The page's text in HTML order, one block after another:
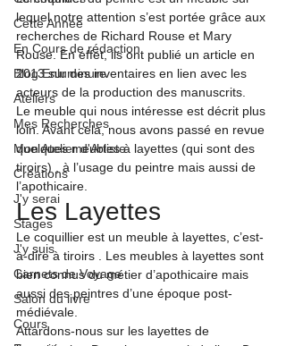
Cette Année
En Cours de rédaction
Blog Enluminure
Ateliers
Mes Recherches
Mon Atelier d'Artiste
Créations
J'y serai
Stages
J'y suis
Carnets de Voyage
Salon du livre
Cours
lequel notre attention s’est portée grâce aux
recherches de Richard Rouse et Mary
Rouse. En effet, ils ont publié un article en
2013 sur des inventaires en lien avec les
acteurs de la production des manuscrits
Le meuble qui nous intéresse est décrit plus
loin. Avant cela, nous avons passé en revue
quelques meubles à layettes (qui sont des
tiroirs) , à l’usage du peintre mais aussi de
l’apothicaire.
Les Layettes
Le coquillier est un meuble à layettes, c’est-
à-dire à tiroirs . Les meubles à layettes sont
bien connus du métier d’apothicaire mais
aussi des peintres d’une époque post-
médiévale.
Attardons-nous sur les layettes de